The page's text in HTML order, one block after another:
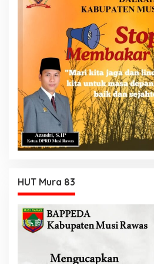
HUT Mura 83